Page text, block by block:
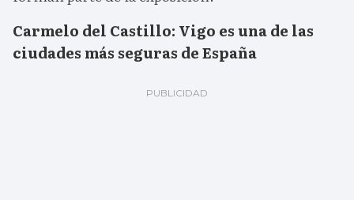
Carmelo del Castillo: Vigo es una de las
ciudades más seguras de España